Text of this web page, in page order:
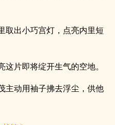
取出小巧宫灯，点亮内里短
片即将绽开生气的空地。
主动用袖子拂去浮尘，供他